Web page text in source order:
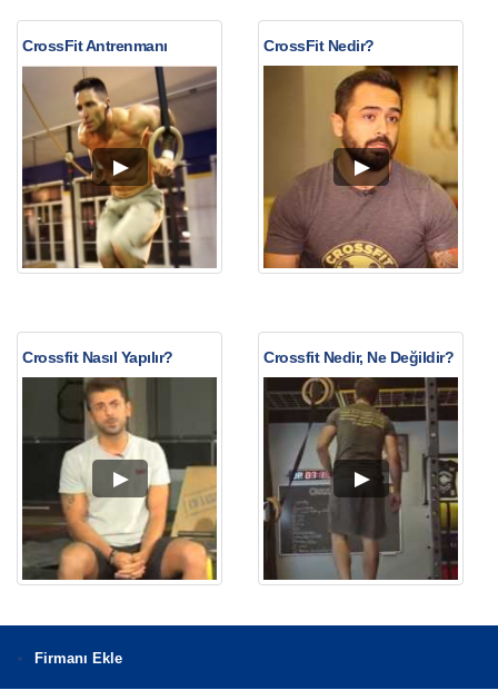
CrossFit Antrenmanı CrossFit Nedir?
Crossfit Nasıl Yapılır? Crossfit Nedir, Ne Değildir?
Firmanı Ekle